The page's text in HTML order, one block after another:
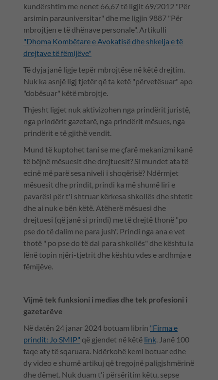
kundërshtim me nenet 66,67 të ligjit 69/2012 "Për
arsimin parauniversitar" dhe me ligjin 9887 "Për
mbrojtjen e të dhënave personale". Artikulli
"Dhoma Kombëtare e Avokatisë dhe shkelja e të
drejtave të fëmijëve"
Të dyja janë ligje tepër mbrojtëse në këtë drejtim.
Nuk ka asnjë ligj tjetër që ta ketë "përvetësuar" apo
"dobësuar" këtë mbrojtje.
Thjesht ligjet nuk aktivizohen nga prindërit juristë,
nga prindërit gazetarë, nga prindërit mësues, nga
prindërit e të gjithë vendit.
Mund të kuptohet tani se me çfarë mekanizmi kanë
të bëjnë mësuesit dhe drejtuesit? Si mundet ata të
ecinë më parë sesa niveli i shoqërisë? Ndërmjet
mësuesit dhe prindit, prindi ka më shumë liri e
pavarësi për t'i shtruar kërkesa shkollës dhe shtetit
dhe ai nuk e bën këtë. Atëherë mësuesi dhe
drejtuesi (që janë si prindi) me të drejtë thonë "po
pse do të dalim ne para jush". Prindi nga ana e vet
thotë " po pse do të dal para shkollës" dhe kështu ia
lënë topin njëri-tjetrit dhe kështu vdes e ardhmja e
fëmijëve.
Vijmë tek funksioni i medias dhe tek profesioni i
gazetarëve
Në datën 24 janar 2024 botuam librin "Firma e
prindit: Jo SMIP" që gjendet në këtë link. Janë 100
faqe aty të sqaruara. Ndërkohë kemi botuar edhe
dy video e shumë artikuj që tregojnë paligjshmërinë
dhe dëmet. Nuk duam t'i përsëritim këtu, sepse